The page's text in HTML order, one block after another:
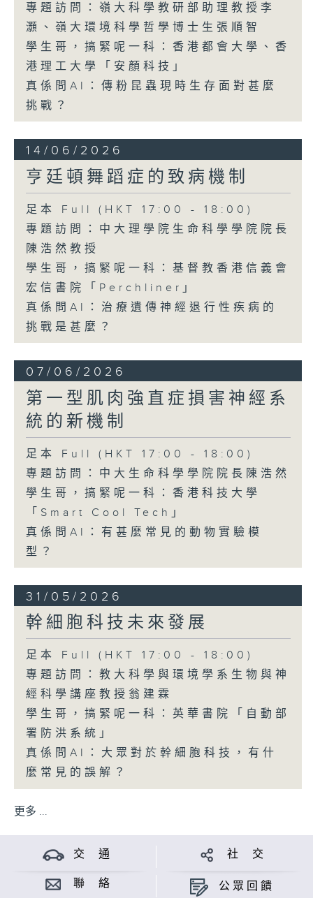
專題訪問：嶺大科學教研部助理教授李
灝、嶺大環境科學哲學博士生張順智
學生哥，搞緊呢一科：香港都會大學、香
港理工大學「安顏科技」
真係問AI：傳粉昆蟲現時生存面對甚麼
挑戰？
14/06/2026
亨廷頓舞蹈症的致病機制
足本 Full (HKT 17:00 - 18:00)
專題訪問：中大理學院生命科學學院院長
陳浩然教授
學生哥，搞緊呢一科：基督教香港信義會
宏信書院「Perchliner」
真係問AI：治療遺傳神經退行性疾病的
挑戰是甚麼？
07/06/2026
第一型肌肉強直症損害神經系
統的新機制
足本 Full (HKT 17:00 - 18:00)
專題訪問：中大生命科學學院院長陳浩然
學生哥，搞緊呢一科：香港科技大學
「Smart Cool Tech」
真係問AI：有甚麼常見的動物實驗模
型？
31/05/2026
幹細胞科技未來發展
足本 Full (HKT 17:00 - 18:00)
專題訪問：教大科學與環境學系生物與神
經科學講座教授翁建霖
學生哥，搞緊呢一科：英華書院「自動部
署防洪系統」
真係問AI：大眾對於幹細胞科技，有什
麼常見的誤解？
更多 ...
交 通 社 交
聯 絡 公眾回饋